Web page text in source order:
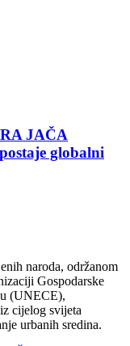
JAČA
globalni
naroda, održanom
Gospodarske
(UNECE),
cijelog svijeta
urbanih sredina.